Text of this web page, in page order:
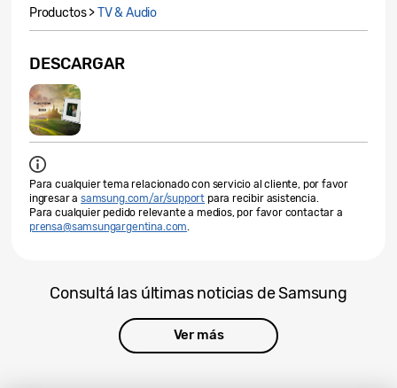
Productos >TV & Audio
DESCARGAR
Para cualquier tema relacionado con servicio al cliente, por favor
ingresar asamsung.com/ar/support para recibir asistencia.
Para cualquier pedido relevante a medios, por favor contactar a
prensa@samsungargentina.com.
Consultá las últimas noticias de Samsung
Ver más